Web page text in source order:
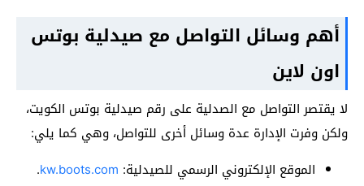
أهم وسائل التواصل مع صيدلية بوتس
اون لاين
لا يقتصر التواصل مع الصدلية على رقم صيدلية بوتس الكويت،
ولكن وفرت الإدارة عدة وسائل أخرى للتواصل، وهي كما يلي:
الموقع الإلكتروني الرسمي للصيدلية: kw.boots.com
.